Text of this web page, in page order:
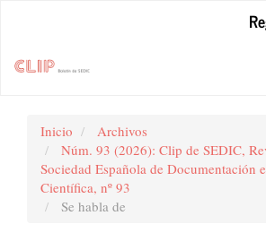
principal
Inicio
Archivos
Núm. 93 (2026): Clip de SEDIC,
Sociedad Española de Documentación
Científica, nº 93
Se habla de